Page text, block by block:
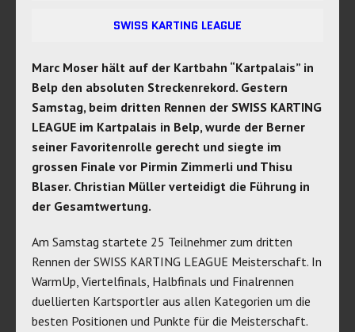
SWISS KARTING LEAGUE
Marc Moser hält auf der Kartbahn “Kartpalais” in
Belp den absoluten Streckenrekord. Gestern
Samstag, beim dritten Rennen der SWISS KARTING
LEAGUE im Kartpalais in Belp, wurde der Berner
seiner Favoritenrolle gerecht und siegte im
grossen Finale vor Pirmin Zimmerli und Thisu
Blaser. Christian Müller verteidigt die Führung in
der Gesamtwertung.
Am Samstag startete 25 Teilnehmer zum dritten
Rennen der SWISS KARTING LEAGUE Meisterschaft. In
WarmUp, Viertelfinals, Halbfinals und Finalrennen
duellierten Kartsportler aus allen Kategorien um die
besten Positionen und Punkte für die Meisterschaft.